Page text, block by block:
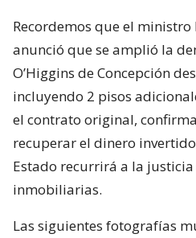
Recordemos que el
anunció que se amplió la
O’Higgins de Concepción
incluyendo 2 pisos
el contrato original,
recuperar el dinero
Estado recurrirá a la
inmobiliarias.
Las siguientes fotografías